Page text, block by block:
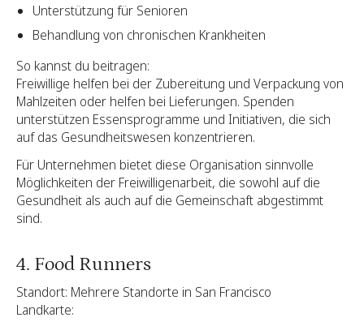
Unterstützung für Senioren
Behandlung von chronischen Krankheiten
So kannst du beitragen:
Freiwillige helfen bei der Zubereitung und Verpackung von
Mahlzeiten oder helfen bei Lieferungen. Spenden
unterstützen Essensprogramme und Initiativen, die sich
auf das Gesundheitswesen konzentrieren.
Für Unternehmen bietet diese Organisation sinnvolle
Möglichkeiten der Freiwilligenarbeit, die sowohl auf die
Gesundheit als auch auf die Gemeinschaft abgestimmt
sind.
4. Food Runners
Standort: Mehrere Standorte in San Francisco
Landkarte: